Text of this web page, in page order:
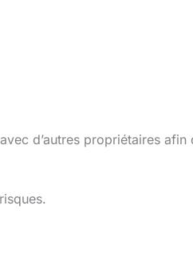
d’autres propriétaires afin